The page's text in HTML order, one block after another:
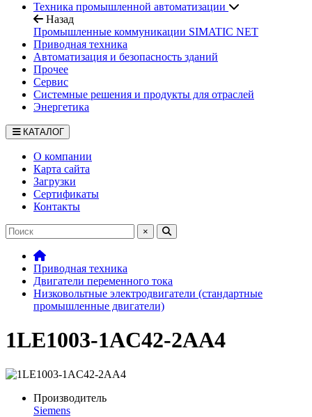
Техника промышленной автоматизации
Назад
Промышленные коммуникации SIMATIC NET
Приводная техника
Автоматизация и безопасность зданий
Прочее
Сервис
Системные решения и продукты для отраслей
Энергетика
КАТАЛОГ
О компании
Карта сайта
Загрузки
Сертификаты
Контакты
×
Приводная техника
Двигатели переменного тока
Низковольтные электродвигатели (стандартные
промышленные двигатели)
1LE1003-1AC42-2AA4
Производитель
Siemens